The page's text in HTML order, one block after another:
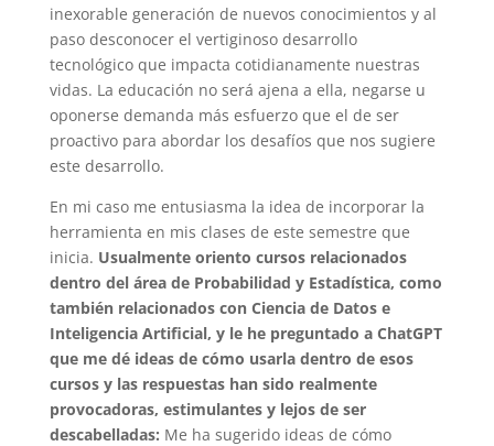
inexorable generación de nuevos conocimientos y al
paso desconocer el vertiginoso desarrollo
tecnológico que impacta cotidianamente nuestras
vidas. La educación no será ajena a ella, negarse u
oponerse demanda más esfuerzo que el de ser
proactivo para abordar los desafíos que nos sugiere
este desarrollo.
En mi caso me entusiasma la idea de incorporar la
herramienta en mis clases de este semestre que
inicia. Usualmente oriento cursos relacionados
dentro del área de Probabilidad y Estadística, como
también relacionados con Ciencia de Datos e
Inteligencia Artificial, y le he preguntado a ChatGPT
que me dé ideas de cómo usarla dentro de esos
cursos y las respuestas han sido realmente
provocadoras, estimulantes y lejos de ser
descabelladas: Me ha sugerido ideas de cómo